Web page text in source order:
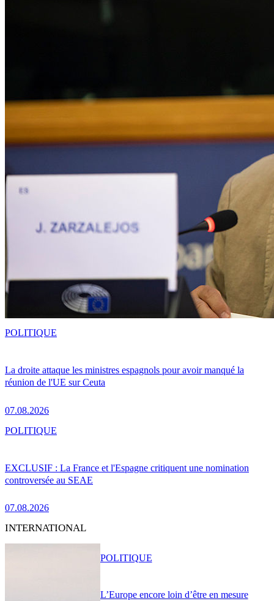
La droite attaque les ministres espagnols pour avoir manqué la
réunion de l'UE sur Ceuta
07.08.2026
POLITIQUE
EXCLUSIF : La France et l'Espagne critiquent une nomination
controversée au SEAE
07.08.2026
POLITIQUE
INTERNATIONAL
L’Europe encore loin d’être en mesure
POLITIQUE